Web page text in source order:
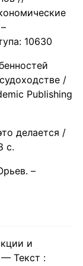
10630
/
Publishing
делается /
с.
–
и
Текст :